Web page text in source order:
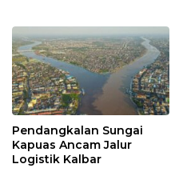
Pendangkalan Sungai
Kapuas Ancam Jalur
Logistik Kalbar